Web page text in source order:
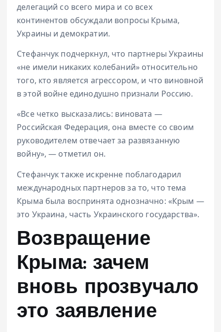
делегаций со всего мира и со всех
континентов обсуждали вопросы Крыма,
Украины и демократии.
Стефанчук подчеркнул, что партнеры Украины
«не имели никаких колебаний» относительно
того, кто является агрессором, и что виновной
в этой войне единодушно признали Россию.
«Все четко высказались: виновата —
Российская Федерация, она вместе со своим
руководителем отвечает за развязанную
войну», — отметил он.
Стефанчук также искренне поблагодарил
международных партнеров за то, что тема
Крыма была воспринята однозначно: «Крым —
это Украина, часть Украинского государства».
Возвращение
Крыма: зачем
вновь прозвучало
это заявление